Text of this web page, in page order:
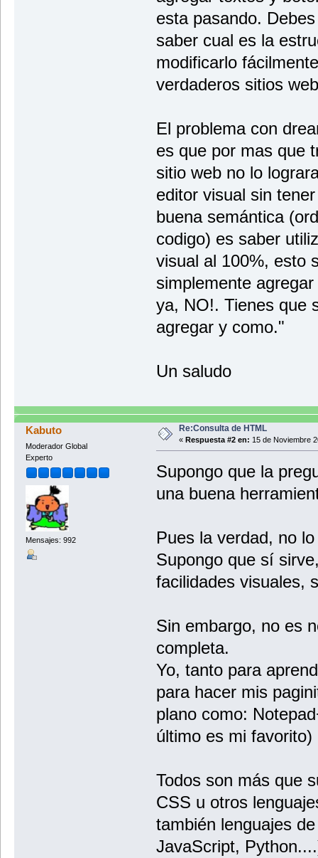
esta pasando.
saber cual es la
modificarlo
verdaderos sitios
El problema con
es que por mas que
sitio web no lo
editor visual sin
buena semántica
codigo) es saber
visual al 100%, esto
simplemente
ya, NO!. Tienes que
agregar y como."
Un saludo
Kabuto
Moderador Global
Experto
Mensajes: 992
Re:Consulta de HTML
« Respuesta #2 en: 15 de Noviembre
Supongo que la
una buena
Pues la verdad, no
Supongo que sí
facilidades visuales,
Sin embargo, no es
completa.
Yo, tanto para
para hacer mis
plano como:
último es mi favorito)
Todos son más que
CSS u otros
también lenguajes
JavaScript,